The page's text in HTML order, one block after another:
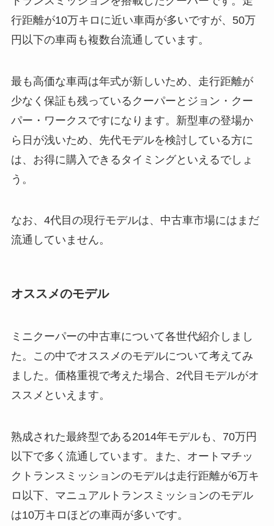
行距離が10万キロに近い車両が多いですが、50万
円以下の車両も複数台流通しています。
最も高価な車両は年式が新しいため、走行距離が
少なく保証も残っているクーパーとジョン・クー
パー・ワークスですになります。新型車の登場か
ら日が浅いため、先代モデルを検討している方に
は、お得に購入できるタイミングといえるでしょ
う。
なお、4代目の現行モデルは、中古車市場にはまだ
流通していません。
オススメのモデル
ミニクーパーの中古車について各世代紹介しまし
た。この中でオススメのモデルについて考えてみ
ました。価格重視で考えた場合、2代目モデルがオ
ススメといえます。
熟成された最終型である2014年モデルも、70万円
以下で多く流通しています。また、オートマチッ
クトランスミッションのモデルは走行距離が6万キ
ロ以下、マニュアルトランスミッションのモデル
は10万キロほどの車両が多いです。